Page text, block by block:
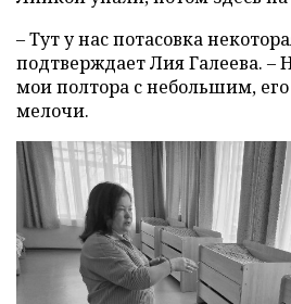
– Тут у нас потасовка
подтверждает Лия Галеева. –
мои полтора с небольшим,
мелочи.